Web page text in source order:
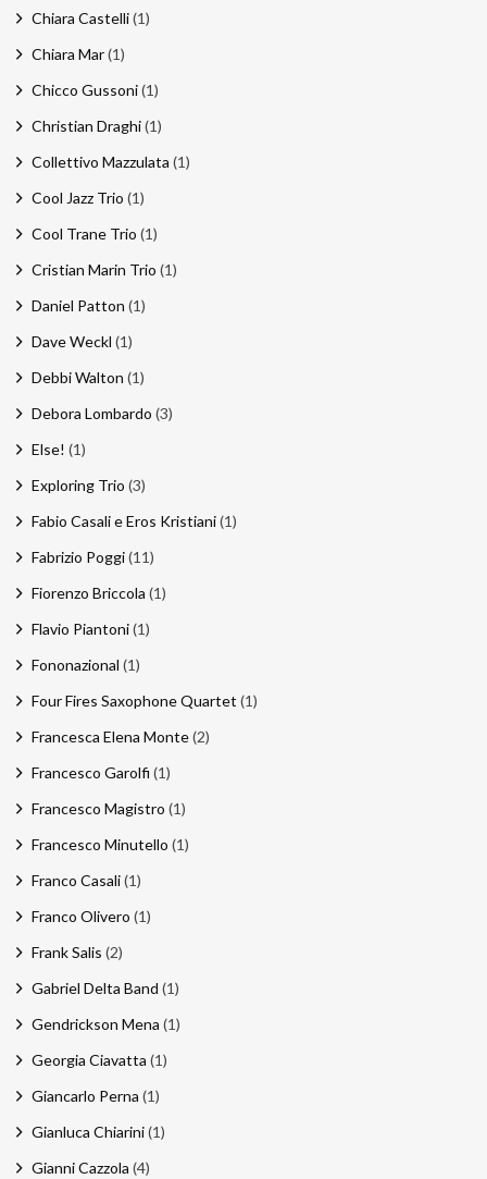
Chiara Castelli(1)
Chiara Mar(1)
Chicco Gussoni(1)
Christian Draghi(1)
Collettivo Mazzulata (1)
Cool Jazz Trio (1)
Cool Trane Trio (1)
Cristian Marin Trio (1)
Daniel Patton (1)
Dave Weckl (1)
Debbi Walton (1)
Debora Lombardo (3)
Else! (1)
Exploring Trio (3)
Fabio Casali e Eros Kristiani(1)
Fabrizio Poggi(11)
Fiorenzo Briccola (1)
Flavio Piantoni(1)
Fononazional (1)
Four Fires Saxophone Quartet (1)
Francesca Elena Monte(2)
Francesco Garolfi (1)
Francesco Magistro (1)
Francesco Minutello (1)
Franco Casali(1)
Franco Olivero (1)
Frank Salis (2)
Gabriel Delta Band (1)
Gendrickson Mena (1)
Georgia Ciavatta (1)
Giancarlo Perna (1)
Gianluca Chiarini(1)
Gianni Cazzola (4)